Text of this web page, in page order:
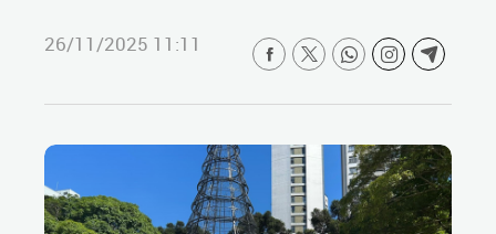
26/11/2025 11:11